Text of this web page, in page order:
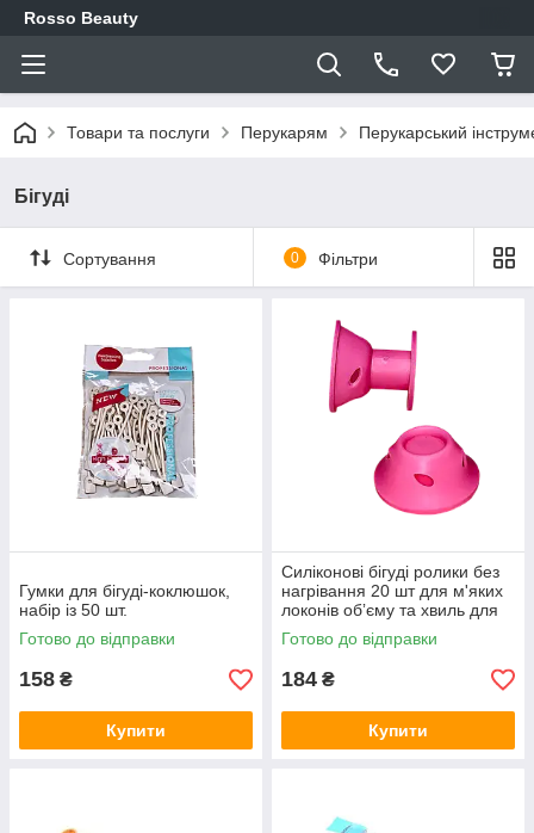
Rosso Beauty
Товари та послуги Перукарям Перукарський
Бігуді
Сортування 0 Фільтри
Гумки для бігуді-коклюшок,
набір із 50 шт.
Готово до відправки
158 ₴
Купити
Силіконові бігуді ролики без
нагрівання 20 шт для м'яких
локонів обʼєму та хвиль для
довгого та короткого волосся
Готово до відправки
184 ₴
Купити